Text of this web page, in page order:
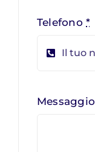
Telefono*
Messaggio